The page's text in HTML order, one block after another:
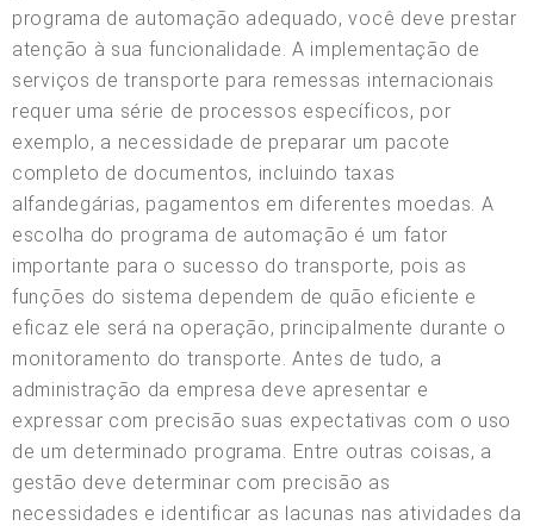
programa de automação adequado, você deve prestar
atenção à sua funcionalidade. A implementação de
serviços de transporte para remessas internacionais
requer uma série de processos específicos, por
exemplo, a necessidade de preparar um pacote
completo de documentos, incluindo taxas
alfandegárias, pagamentos em diferentes moedas. A
escolha do programa de automação é um fator
importante para o sucesso do transporte, pois as
funções do sistema dependem de quão eficiente e
eficaz ele será na operação, principalmente durante o
monitoramento do transporte. Antes de tudo, a
administração da empresa deve apresentar e
expressar com precisão suas expectativas com o uso
de um determinado programa. Entre outras coisas, a
gestão deve determinar com precisão as
necessidades e identificar as lacunas nas atividades da